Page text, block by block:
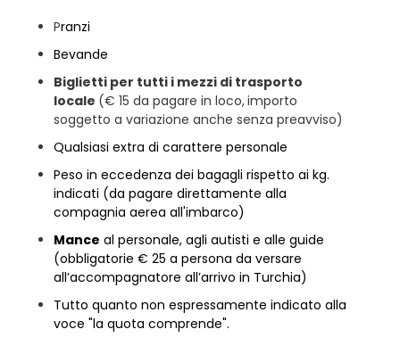
Pranzi
Bevande
Biglietti per tutti i mezzi di trasporto
locale (€ 15 da pagare in loco,importo
soggetto a variazione anche senza preavviso)
Qualsiasi extra di carattere personale
Peso in eccedenza dei bagagli rispetto ai kg.
indicati (da pagare direttamente alla
compagnia aerea all'imbarco)
Mance al personale, agli autisti e alle guide
(obbligatorie € 25 a persona da versare
all’accompagnatore all’arrivo in Turchia)
Tutto quanto non espressamente indicato alla
voce "la quota comprende".